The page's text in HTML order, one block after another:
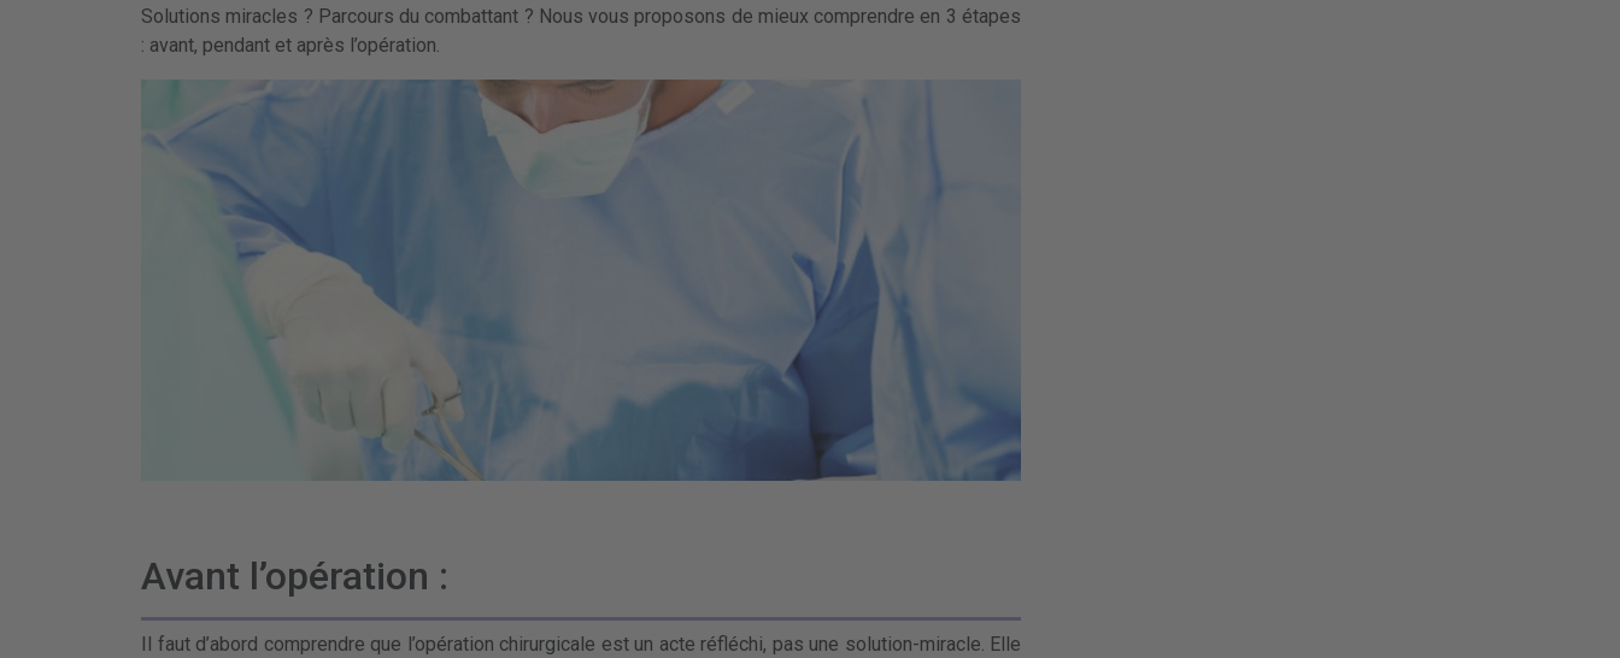
Solutions miracles ? Parcours du combattant ? Nous vous proposons de mieux comprendre en 3 étapes
: avant, pendant et après l’opération.
Avant l’opération :
Il faut d’abord comprendre que l’opération chirurgicale est un acte réfléchi, pas une solution-miracle. Elle